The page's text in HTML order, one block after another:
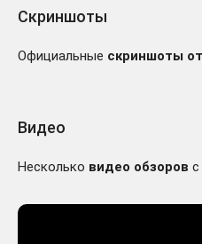
Скриншоты
Официальные скриншоты
Видео
Несколько видео обзоров с